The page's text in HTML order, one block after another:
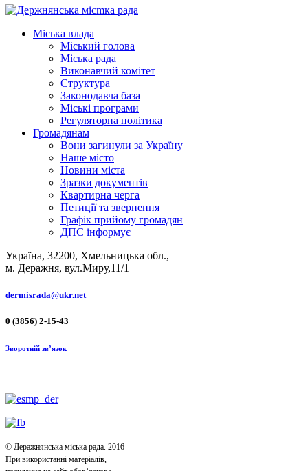
Міська влада
Міський голова
Міська рада
Виконавчий комітет
Структура
Законодавча база
Міські програми
Регуляторна політика
Громадянам
Вони загинули за Україну
Наше місто
Новини міста
Зразки документів
Квартирна черга
Петиції та звернення
Графік прийому громадян
ДПС інформує
Україна, 32200, Хмельницька обл.,
м. Деражня, вул.Миру,11/1
dermisrada@ukr.net
0 (3856) 2-15-43
Зворотній зв’язок
© Деражнянська міська рада. 2016
При використанні матеріалів,